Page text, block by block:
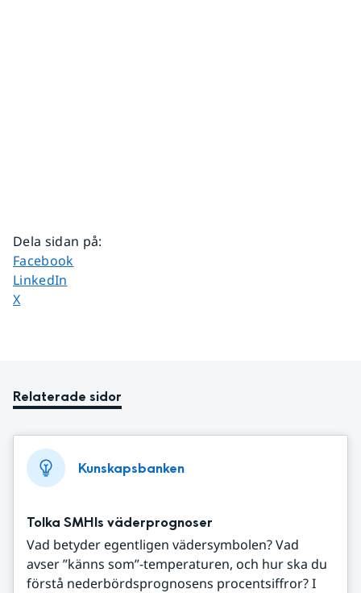
Dela sidan på:
Dela sidan på
Facebook
Dela sidan på
LinkedIn
Dela sidan på
X
Relaterade sidor
Kunskapsbanken
Tolka SMHIs väderprognoser
Vad betyder egentligen vädersymbolen? Vad
avser ”känns som”-temperaturen, och hur ska du
förstå nederbördsprognosens procentsiffror? I